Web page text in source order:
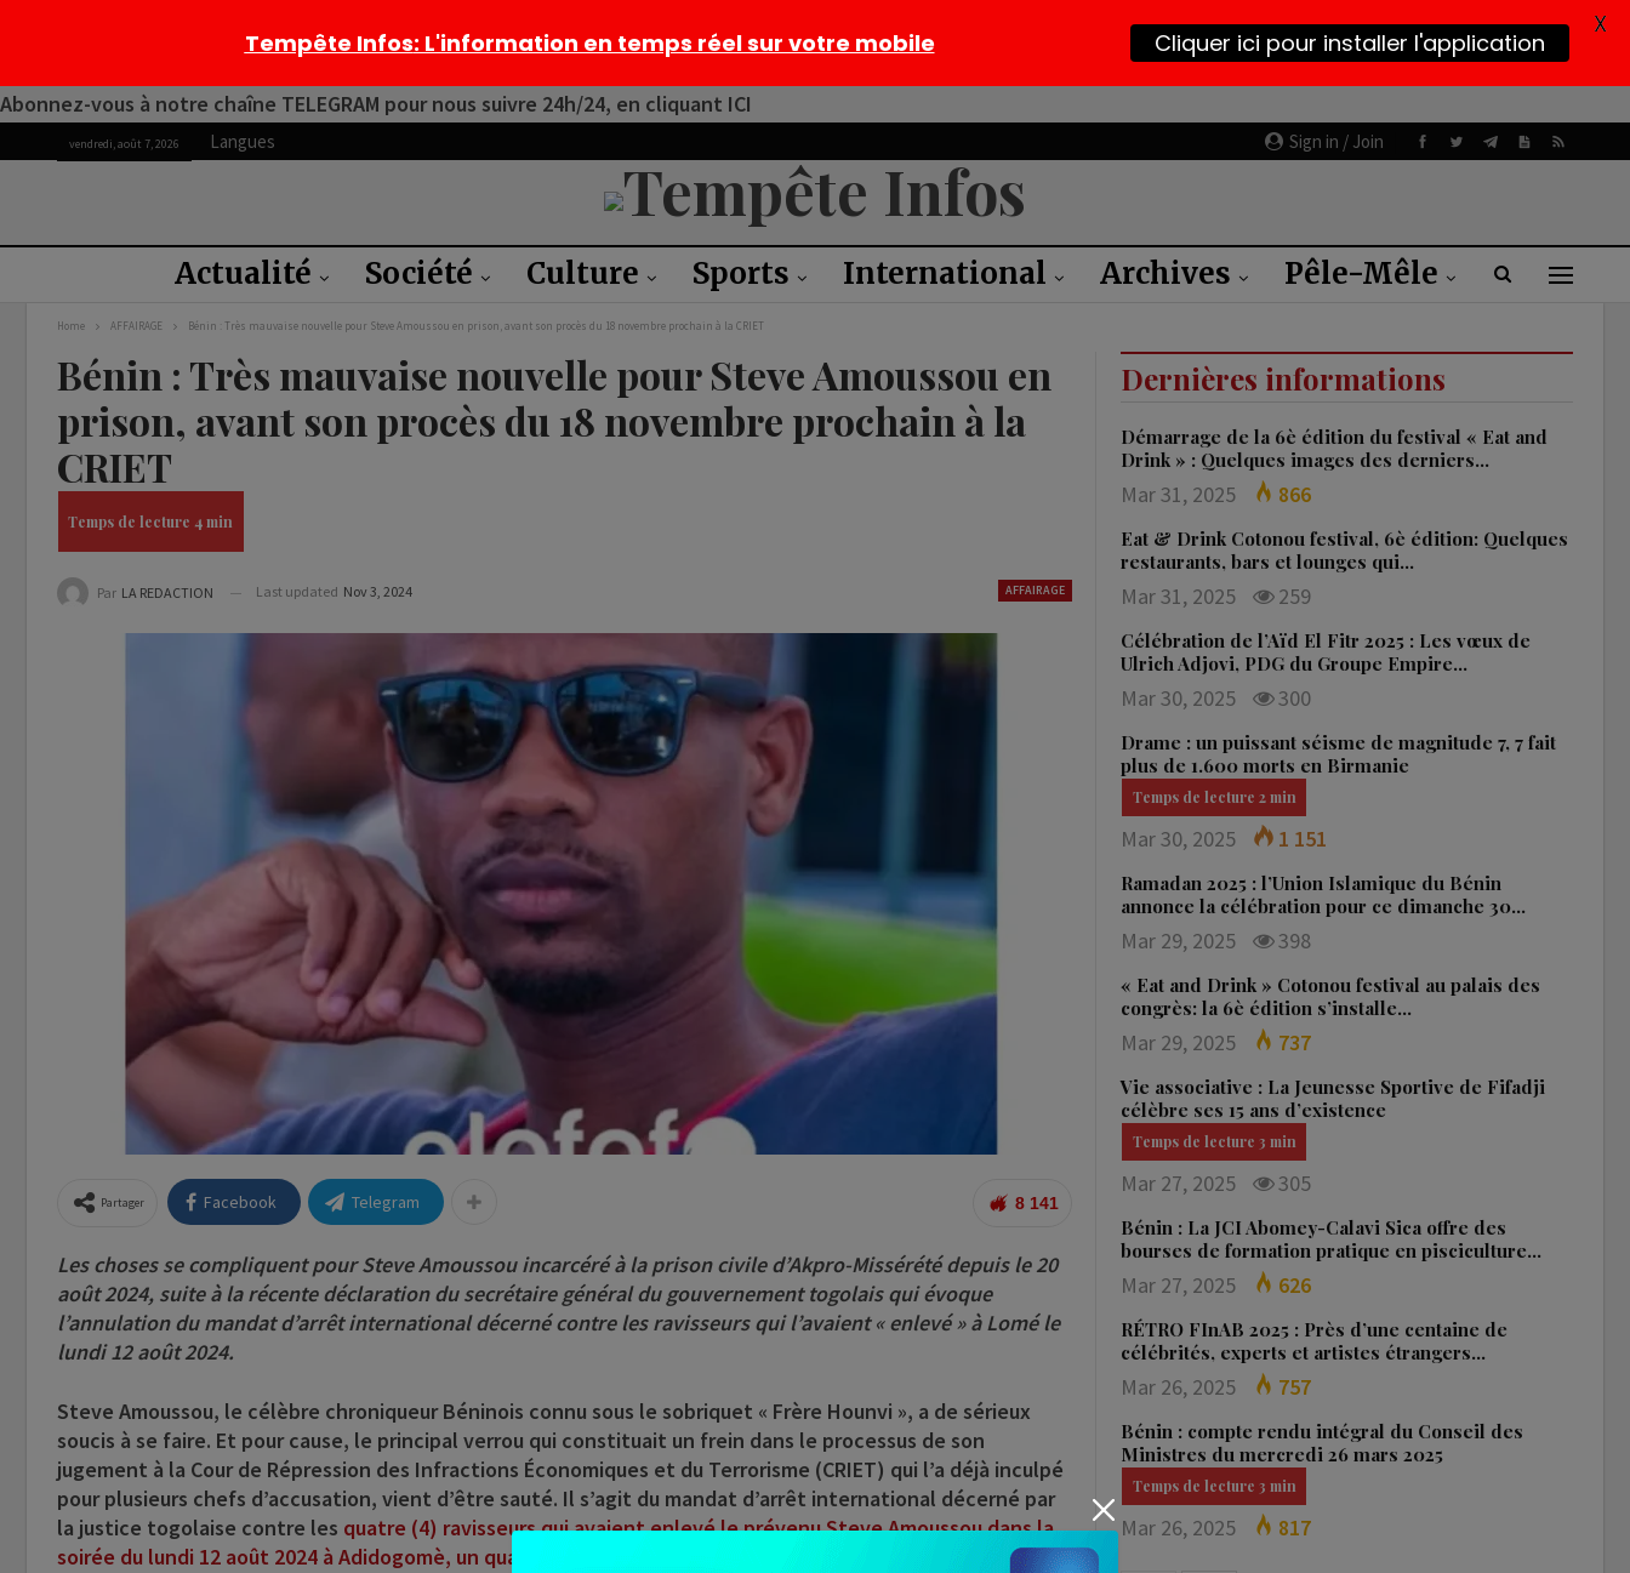
Abonnez-vous à notre chaîne TELEGRAM pour nous suivre 24h/24, en cliquant ICI
Sign in / Join
vendredi, août 7, 2026 Langues
Actualité Société Culture Sports International Archives Pêle-Mêle
Home AFFAIRAGE Bénin : Très mauvaise nouvelle pour Steve Amoussou en prison, avant son procès du 18 novembre prochain à la CRIET
Bénin : Très mauvaise nouvelle pour Steve Amoussou en
prison, avant son procès du 18 novembre prochain à la
CRIET
AFFAIRAGE
Par LA REDACTION Last updated Nov 3, 2024
8 141
Partager Facebook Telegram
Les choses se compliquent pour Steve Amoussou incarcéré à la prison civile d’Akpro-Missérété depuis le 20
août 2024, suite à la récente déclaration du secrétaire général du gouvernement togolais qui évoque
l’annulation du mandat d’arrêt international décerné contre les ravisseurs qui l’avaient « enlevé » à Lomé le
lundi 12 août 2024.
Steve Amoussou, le célèbre chroniqueur Béninois connu sous le sobriquet « Frère Hounvi », a de sérieux
soucis à se faire. Et pour cause, le principal verrou qui constituait un frein dans le processus de son
jugement à la Cour de Répression des Infractions Économiques et du Terrorisme (CRIET) qui l’a déjà inculpé
pour plusieurs chefs d’accusation, vient d’être sauté. Il s’agit du mandat d’arrêt international décerné par
la justice togolaise contre les quatre (4) ravisseurs qui avaient enlevé le prévenu Steve Amoussou dans la
soirée du lundi 12 août 2024 à Adidogomè, un quartier de Golfe 7 de la capitale togolaise, Lomé
Dernières informations
Démarrage de la 6è édition du festival « Eat and
Drink » : Quelques images des derniers…
Mar 31, 2025 866
Eat & Drink Cotonou festival, 6è édition: Quelques
restaurants, bars et lounges qui…
Mar 31, 2025 259
Célébration de l’Aïd El Fitr 2025 : Les vœux de
Ulrich Adjovi, PDG du Groupe Empire…
Mar 30, 2025 300
Drame : un puissant séisme de magnitude 7, 7 fait
plus de 1.600 morts en Birmanie
Mar 30, 2025 1 151
Ramadan 2025 : l’Union Islamique du Bénin
annonce la célébration pour ce dimanche 30…
Mar 29, 2025 398
« Eat and Drink » Cotonou festival au palais des
congrès: la 6è édition s’installe…
Mar 29, 2025 737
Vie associative : La Jeunesse Sportive de Fifadji
célèbre ses 15 ans d’existence
Mar 27, 2025 305
Bénin : La JCI Abomey-Calavi Sica offre des
bourses de formation pratique en pisciculture…
Mar 27, 2025 626
RÉTRO FInAB 2025 : Près d’une centaine de
célébrités, experts et artistes étrangers…
Mar 26, 2025 757
Bénin : compte rendu intégral du Conseil des
Ministres du mercredi 26 mars 2025
Mar 26, 2025 817
Tempête Infos: L'information en temps réel sur votre mobile Cliquer ici pour installer l'application
X